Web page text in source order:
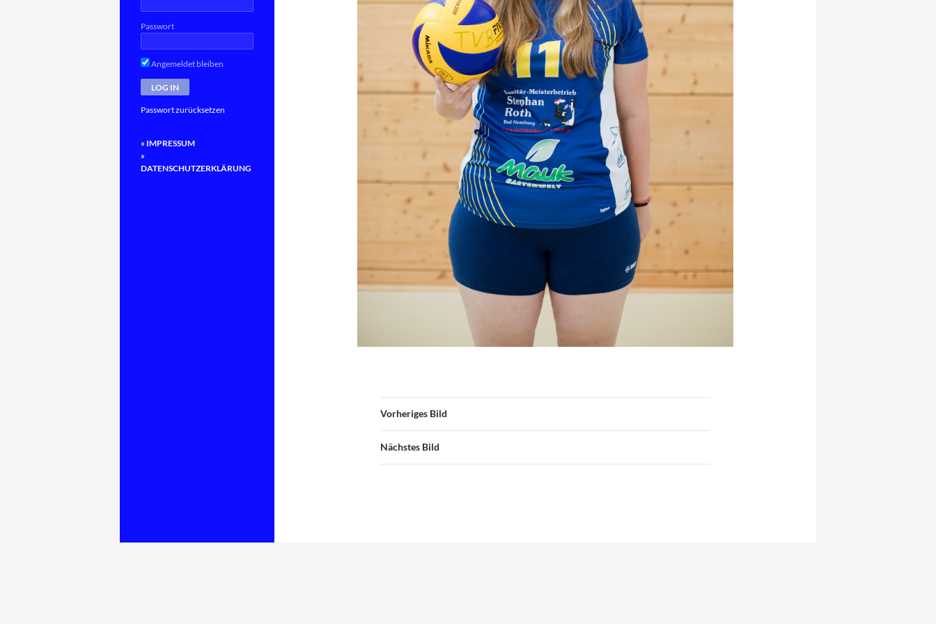
Vorheriges Bild
Nächstes Bild
Passwort
Angemeldet bleiben
Passwort zurücksetzen
» IMPRESSUM
»
DATENSCHUTZERKLÄRUNG